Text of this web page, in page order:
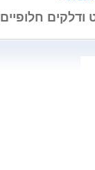
חלופיים